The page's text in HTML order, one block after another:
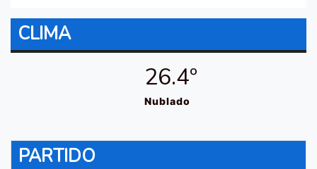
CLIMA
26.4º
Nublado
PARTIDO